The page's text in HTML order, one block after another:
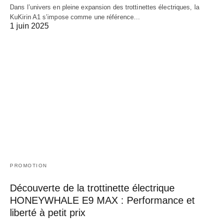
Dans l’univers en pleine expansion des trottinettes électriques, la
KuKirin A1 s’impose comme une référence…
1 juin 2025
PROMOTION
Découverte de la trottinette électrique
HONEYWHALE E9 MAX : Performance et
liberté à petit prix